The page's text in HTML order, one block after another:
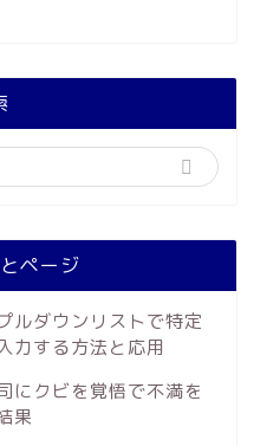
ページ
ルダウンリストで特定
力する方法と応用
にクビを覚悟で不満を
果